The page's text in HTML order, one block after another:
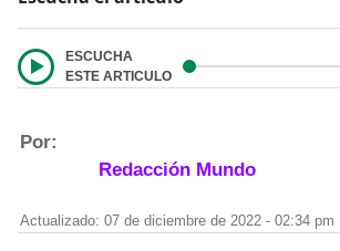
ESCUCHA
ESTE ARTICULO
Por:
Redacción Mundo
Actualizado: 07 de diciembre de 2022 - 02:34 pm